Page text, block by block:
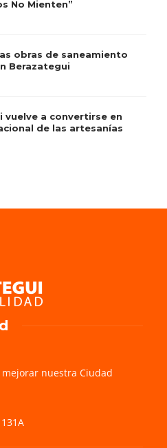
No Mienten”
obras de saneamiento
Berazategui
vuelve a convertirse en
de las artesanías
nuestra Ciudad